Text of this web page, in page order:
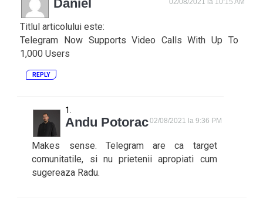
Daniel 02/08/2021 la 10:15 AM
Titlul articolului este:
Telegram Now Supports Video Calls With Up To
1,000 Users
REPLY
Andu Potorac02/08/2021 la 9:36 PM
Makes sense. Telegram are ca target
comunitatile, si nu prietenii apropiati cum
sugereaza Radu.